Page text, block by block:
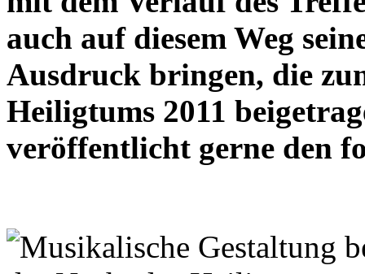
auch auf diesem Weg
Ausdruck bringen, die
Heiligtums 2011
veröffentlicht gerne den